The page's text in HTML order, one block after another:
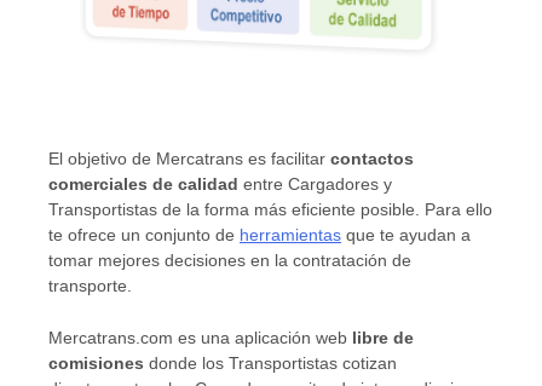
El objetivo de Mercatrans es facilitar contactos
comerciales de calidad entre Cargadores y
Transportistas de la forma más eficiente posible. Para ello
te ofrece un conjunto de herramientas que te ayudan a
tomar mejores decisiones en la contratación de
transporte.
Mercatrans.com es una aplicación web libre de
comisiones donde los Transportistas cotizan